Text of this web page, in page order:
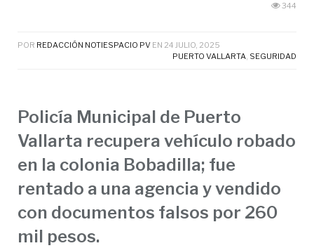
344
POR REDACCIÓN NOTIESPACIO PV EN 24 JULIO, 2025
PUERTO VALLARTA, SEGURIDAD
Policía Municipal de Puerto
Vallarta recupera vehículo robado
en la colonia Bobadilla; fue
rentado a una agencia y vendido
con documentos falsos por 260
mil pesos.